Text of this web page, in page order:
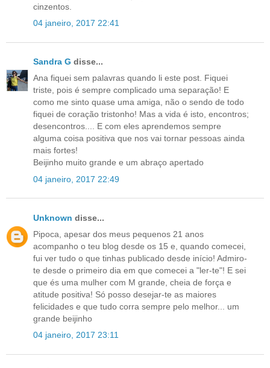
cinzentos.
04 janeiro, 2017 22:41
Sandra G disse...
Ana fiquei sem palavras quando li este post. Fiquei
triste, pois é sempre complicado uma separação! E
como me sinto quase uma amiga, não o sendo de todo
fiquei de coração tristonho! Mas a vida é isto, encontros;
desencontros.... E com eles aprendemos sempre
alguma coisa positiva que nos vai tornar pessoas ainda
mais fortes!
Beijinho muito grande e um abraço apertado
04 janeiro, 2017 22:49
Unknown disse...
Pipoca, apesar dos meus pequenos 21 anos
acompanho o teu blog desde os 15 e, quando comecei,
fui ver tudo o que tinhas publicado desde início! Admiro-
te desde o primeiro dia em que comecei a "ler-te"! E sei
que és uma mulher com M grande, cheia de força e
atitude positiva! Só posso desejar-te as maiores
felicidades e que tudo corra sempre pelo melhor... um
grande beijinho
04 janeiro, 2017 23:11